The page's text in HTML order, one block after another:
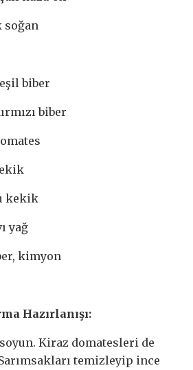
soğan
biber
biber
kekik
yağ
kimyon
Hazırlanışı:
Kiraz domatesleri de
temizleyip ince